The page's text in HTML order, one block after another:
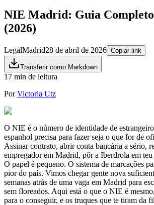
NIE Madrid: Guia
(2026)
LegalMadrid28 de abril de 2026 Copiar link
Transferir como Markdown
17 min de leitura
Por Victoria Utz
O NIE é o número de identidade de
espanhol precisa para fazer seja o que for de
Assinar contrato, abrir conta bancária a sério,
empregador em Madrid, pôr a Iberdrola em
O papel é pequeno. O sistema de marcações
pior do país. Vimos chegar gente nova
semanas atrás de uma vaga em Madrid para
sem floreados. Aqui está o que o NIE é
para o conseguir, e os truques que te tiram da